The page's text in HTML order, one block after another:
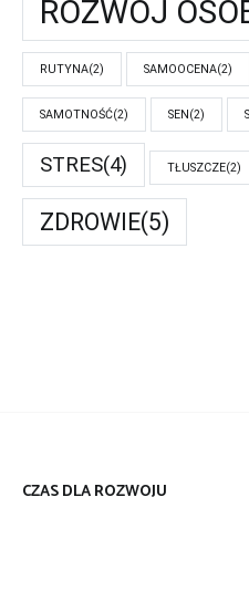
ROZWÓJ
RUTYNA(2) SAMOOCENA(2)
SAMOTNOŚĆ(2) SEN (2)
STRES(4) TŁUSZCZE(2)
ZDROWIE(5)
CZAS DLA ROZWOJU